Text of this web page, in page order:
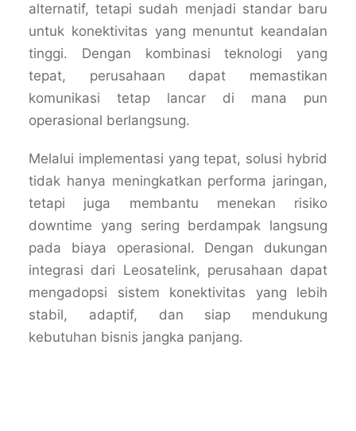
alternatif, tetapi sudah menjadi standar baru
untuk konektivitas yang menuntut keandalan
tinggi. Dengan kombinasi teknologi yang
tepat, perusahaan dapat memastikan
komunikasi tetap lancar di mana pun
operasional berlangsung.
Melalui implementasi yang tepat, solusi hybrid
tidak hanya meningkatkan performa jaringan,
tetapi juga membantu menekan risiko
downtime yang sering berdampak langsung
pada biaya operasional. Dengan dukungan
integrasi dari Leosatelink, perusahaan dapat
mengadopsi sistem konektivitas yang lebih
stabil, adaptif, dan siap mendukung
kebutuhan bisnis jangka panjang.